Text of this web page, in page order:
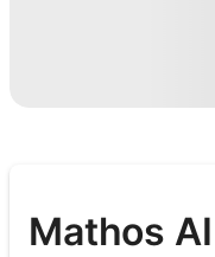
Mathos